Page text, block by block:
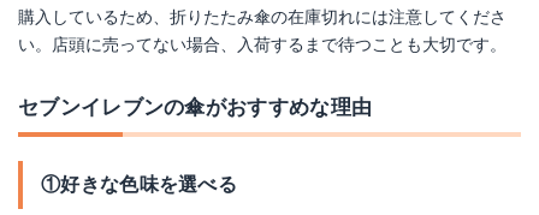
購入しているため、折りたたみ傘の在庫切れには注意してくださ
い。店頭に売ってない場合、入荷するまで待つことも大切です。
セブンイレブンの傘がおすすめな理由
①好きな色味を選べる